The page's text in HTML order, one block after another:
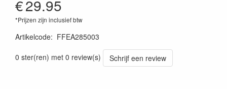
€29.95
*Prijzen zijn inclusief btw
Artikelcode: FFEA285003
0 ster(ren) met 0 review(s)
Schrijf een review